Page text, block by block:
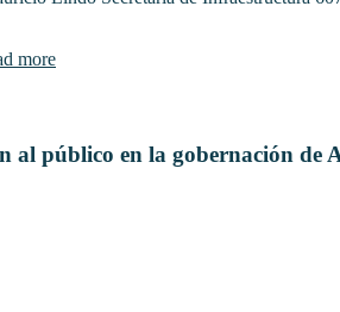
more
al público en la gobernación de